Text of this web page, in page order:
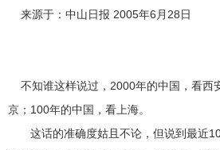
来源于：中山日报 2005年6月28日
不知谁这样说过，2000年的中国，看西
京；100年的中国，看上海。
这话的准确度姑且不论，但说到最近